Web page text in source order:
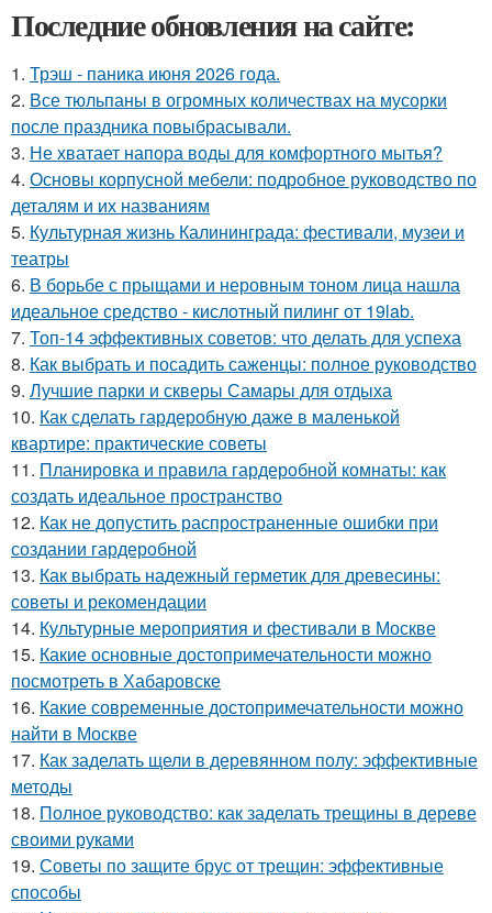
Последние обновления на сайте:
1. Трэш - паника июня 2026 года.
2. Все тюльпаны в огромных количествах на мусорки
после праздника повыбрасывали.
3. Не хватает напора воды для комфортного мытья?
4. Основы корпусной мебели: подробное руководство по
деталям и их названиям
5. Культурная жизнь Калининграда: фестивали, музеи и
театры
6. В борьбе с прыщами и неровным тоном лица нашла
идеальное средство - кислотный пилинг от 19lab.
7. Топ-14 эффективных советов: что делать для успеха
8. Как выбрать и посадить саженцы: полное руководство
9. Лучшие парки и скверы Самары для отдыха
10. Как сделать гардеробную даже в маленькой
квартире: практические советы
11. Планировка и правила гардеробной комнаты: как
создать идеальное пространство
12. Как не допустить распространенные ошибки при
создании гардеробной
13. Как выбрать надежный герметик для древесины:
советы и рекомендации
14. Культурные мероприятия и фестивали в Москве
15. Какие основные достопримечательности можно
посмотреть в Хабаровске
16. Какие современные достопримечательности можно
найти в Москве
17. Как заделать щели в деревянном полу: эффективные
методы
18. Полное руководство: как заделать трещины в дереве
своими руками
19. Советы по защите брус от трещин: эффективные
способы